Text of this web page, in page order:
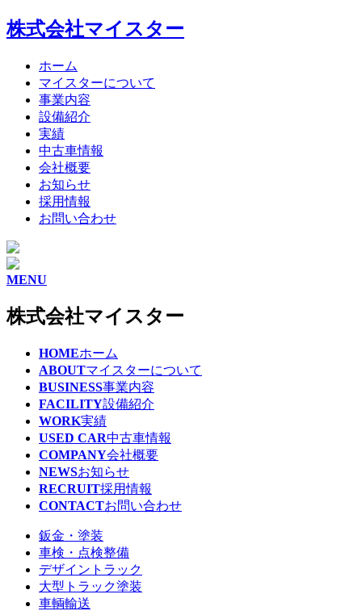
株式会社マイスター
ホーム
マイスターについて
事業内容
設備紹介
実績
中古車情報
会社概要
お知らせ
採用情報
お問い合わせ
MENU
株式会社マイスター
HOMEホーム
ABOUTマイスターについて
BUSINESS事業内容
FACILITY設備紹介
WORK実績
USED CAR中古車情報
COMPANY会社概要
NEWSお知らせ
RECRUIT採用情報
CONTACTお問い合わせ
鈑金・塗装
車検・点検整備
デザイントラック
大型トラック塗装
車輌輸送